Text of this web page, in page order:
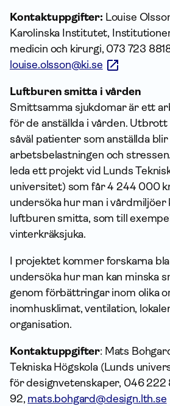
Kontaktuppgifter: Louise
Karolinska Institutet,
medicin och kirurgi, 073 723
louise.olsson@ki.se
Luftburen smitta i vården
Smittsamma sjukdomar är ett
för de anställda i vården. Utbrott
såväl patienter som anställda
arbetsbelastningen och
leda ett projekt vid Lunds
universitet) som får 4 244 000
undersöka hur man i vårdmiljöer
luftburen smitta, som till
vinterkräksjuka.
I projektet kommer forskarna
undersöka hur man kan minska
genom förbättringar inom olika
inomhusklimat, ventilation,
organisation.
Kontaktuppgifter: Mats
Tekniska Högskola (Lunds
för designvetenskaper, 046 222
92, mats.bohgard@design.lth.se